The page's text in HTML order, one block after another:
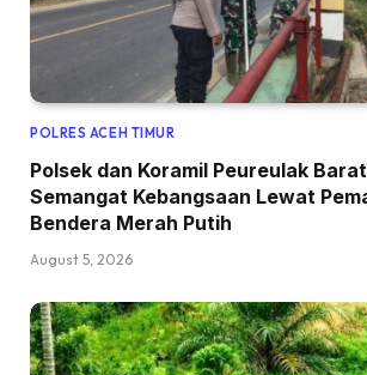
POLRES ACEH TIMUR
Polsek dan Koramil Peureulak
Semangat Kebangsaan Lewat
Bendera Merah Putih
August 5, 2026